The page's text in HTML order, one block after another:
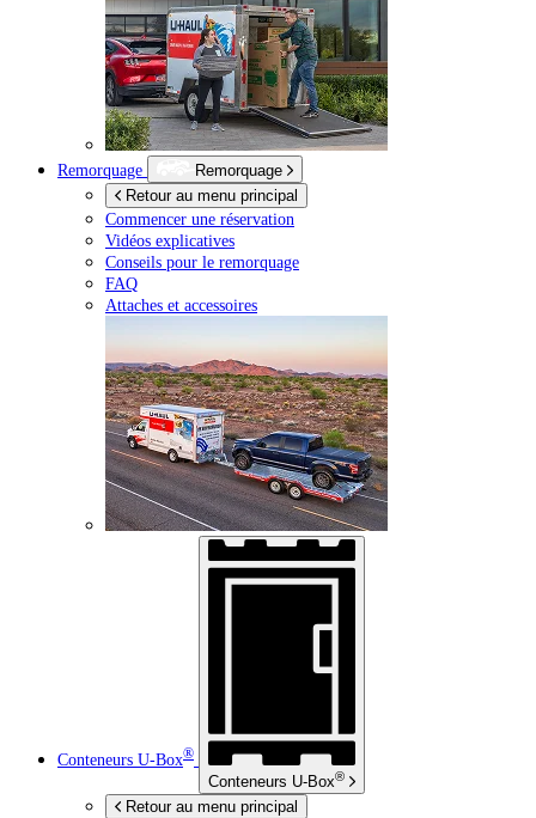
Remorquage
Remorquage
Retour au menu principal
Commencer une réservation
Vidéos explicatives
Conseils pour le remorquage
FAQ
Attaches et accessoires
Conteneurs U-Box®
Conteneurs U-Box®
Retour au menu principal